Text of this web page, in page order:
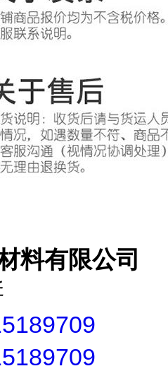
料有限公司